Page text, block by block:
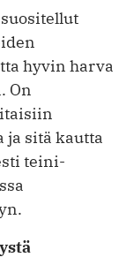
hyvin harva
On
ja sitä kautta
teini-